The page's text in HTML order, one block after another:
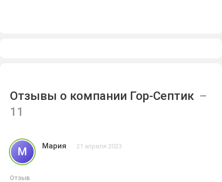
Отзывы о компании Гор-Септик
М Мария 21 апреля 2023
Отзыв